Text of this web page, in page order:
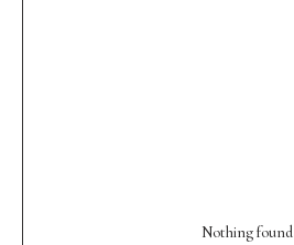
Nothing found